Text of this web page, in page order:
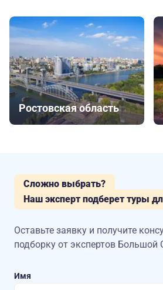
Ростовская область
Сложно выбрать?
Наш эксперт подберет туры
Оставьте заявку и получите
подборку от экспертов Большой
Имя